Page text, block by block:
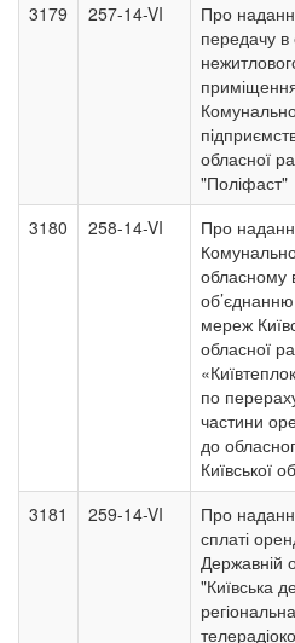
3179 257-14-VI
Про
передачу
обласної
"Поліфаст"
3180 258-14-VI
Про
обласному
мереж
обласної
по
частини
до
Київської
3181 259-14-VI
Про
сплаті
Державній
"Київська
регіональна